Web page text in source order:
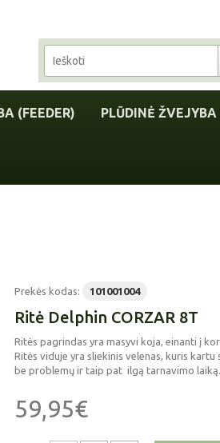
(FEEDER) PLŪDINĖ
Prekės kodas: 101001004
Ritė Delphin CORZAR 8T
Ritės pagrindas yra masyvi koja, einanti į
Ritės viduje yra sliekinis velenas, kuris
be problemų ir taip pat ilgą tarnavimo laiką.
59,95€